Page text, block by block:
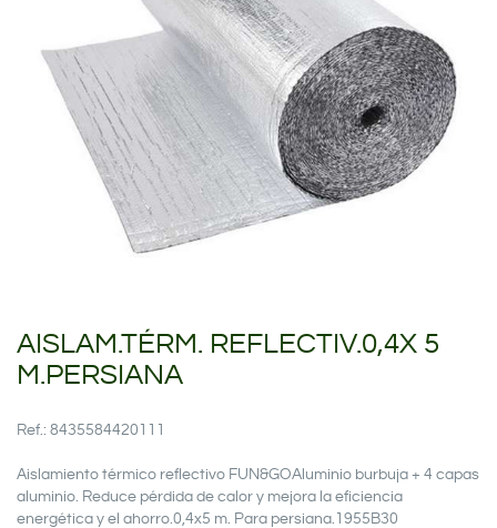
AISLAM.TÉRM. REFLECTIV.0,4X 5
M.PERSIANA
Ref.: 8435584420111
Aislamiento térmico reflectivo FUN&GOAluminio burbuja + 4 capas
aluminio. Reduce pérdida de calor y mejora la eficiencia
energética y el ahorro.0,4x5 m. Para persiana.1955B30